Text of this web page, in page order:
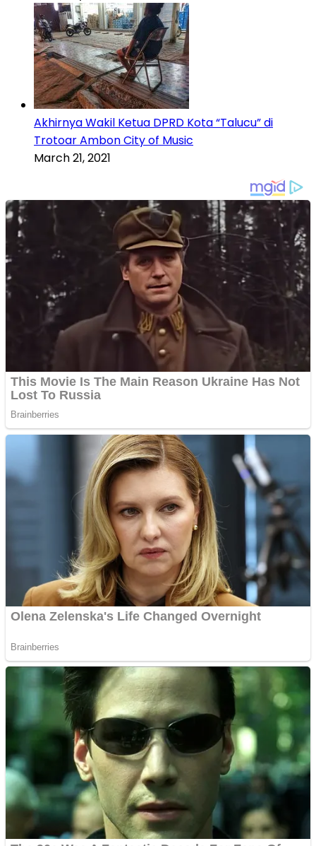
Akhirnya Wakil Ketua DPRD Kota “Talucu” di
Trotoar Ambon City of Music
March 21, 2021